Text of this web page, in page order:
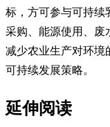
标，方可参与可持续
采购、能源使用、废
减少农业生产对环境
可持续发展策略。
延伸阅读